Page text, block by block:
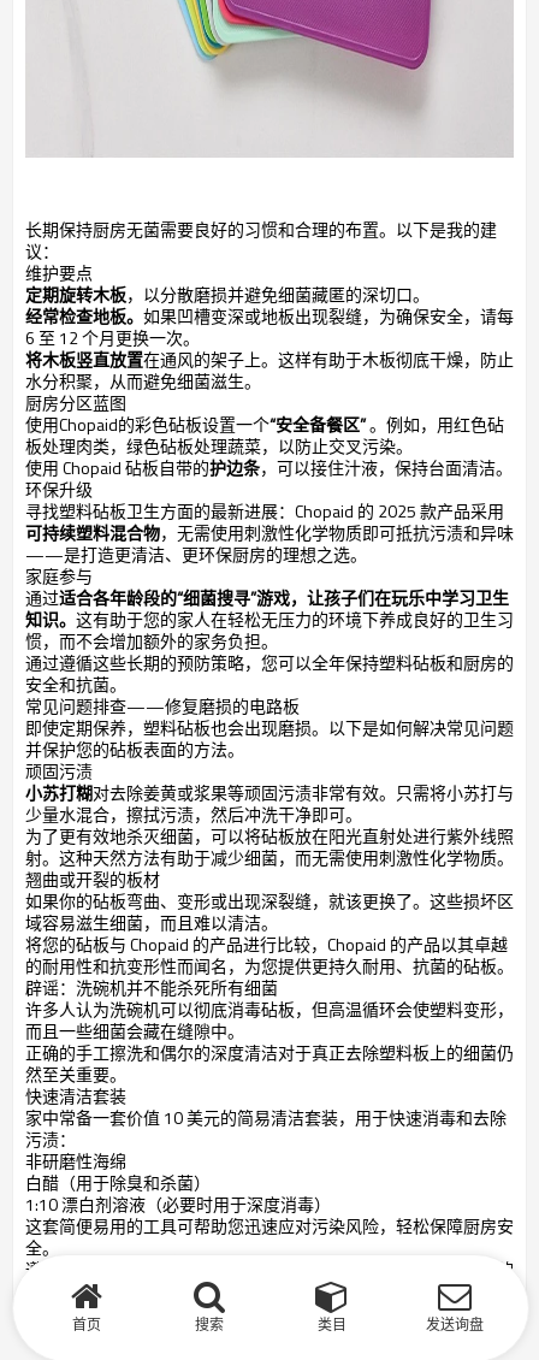
长期保持厨房无菌需要良好的习惯和合理的布置。以下是我的建
议：
维护要点
定期旋转木板，以分散磨损并避免细菌藏匿的深切口。
经常检查地板。 如果凹槽变深或地板出现裂缝，为确保安全，请每
6 至 12 个月更换一次。
将木板竖直放置在通风的架子上。这样有助于木板彻底干燥，防止
水分积聚，从而避免细菌滋生。
厨房分区蓝图
使用Chopaid的彩色砧板设置一个“安全备餐区”。例如，用红色砧
板处理肉类，绿色砧板处理蔬菜，以防止交叉污染。
使用 Chopaid 砧板自带的护边条，可以接住汁液，保持台面清洁。
环保升级
寻找塑料砧板卫生方面的最新进展：Chopaid 的 2025 款产品采用
可持续塑料混合物，无需使用刺激性化学物质即可抵抗污渍和异味
——是打造更清洁、更环保厨房的理想之选。
家庭参与
通过适合各年龄段的“细菌搜寻”游戏，让孩子们在玩乐中学习卫生
知识。 这有助于您的家人在轻松无压力的环境下养成良好的卫生习
惯，而不会增加额外的家务负担。
通过遵循这些长期的预防策略，您可以全年保持塑料砧板和厨房的
安全和抗菌。
常见问题排查——修复磨损的电路板
即使定期保养，塑料砧板也会出现磨损。以下是如何解决常见问题
并保护您的砧板表面的方法。
顽固污渍
小苏打糊对去除姜黄或浆果等顽固污渍非常有效。只需将小苏打与
少量水混合，擦拭污渍，然后冲洗干净即可。
为了更有效地杀灭细菌，可以将砧板放在阳光直射处进行紫外线照
射。这种天然方法有助于减少细菌，而无需使用刺激性化学物质。
翘曲或开裂的板材
如果你的砧板弯曲、变形或出现深裂缝，就该更换了。这些损坏区
域容易滋生细菌，而且难以清洁。
将您的砧板与 Chopaid 的产品进行比较，Chopaid 的产品以其卓越
的耐用性和抗变形性而闻名，为您提供更持久耐用、抗菌的砧板。
辟谣：洗碗机并不能杀死所有细菌
许多人认为洗碗机可以彻底消毒砧板，但高温循环会使塑料变形，
而且一些细菌会藏在缝隙中。
正确的手工擦洗和偶尔的深度清洁对于真正去除塑料板上的细菌仍
然至关重要。
快速清洁套装
家中常备一套价值 10 美元的简易清洁套装，用于快速消毒和去除
污渍：
非研磨性海绵
白醋（用于除臭和杀菌）
1:10 漂白剂溶液（必要时用于深度消毒）
这套简便易用的工具可帮助您迅速应对污染风险，轻松保障厨房安
全。
遵循这些建议，您将延长砧板的使用寿命，并保持更健康、无菌的
备餐区。
首页 搜索 类目 发送询盘